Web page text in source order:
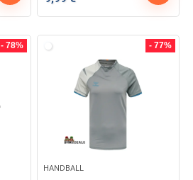
- 78% - 77%
HANDBALL